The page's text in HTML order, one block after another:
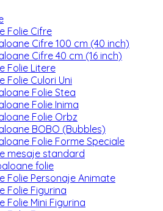
Folie Cifre
Cifre 100 cm (40 inch)
Cifre 40 cm (16 inch)
Folie Litere
Folie Culori Uni
Folie Stea
Folie Inima
Folie Orbz
BOBO (Bubbles)
Folie Forme Speciale
mesaje standard
folie
Folie Personaje Animate
Folie Figurina
Folie Mini Figurina